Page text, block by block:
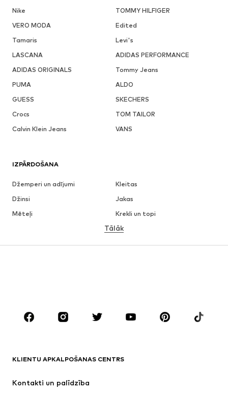
Nike
TOMMY HILFIGER
VERO MODA
Edited
Tamaris
Levi's
LASCANA
ADIDAS PERFORMANCE
ADIDAS ORIGINALS
Tommy Jeans
PUMA
ALDO
GUESS
SKECHERS
Crocs
TOM TAILOR
Calvin Klein Jeans
VANS
IZPĀRDOŠANA
Džemperi un adījumi
Kleitas
Džinsi
Jakas
Mēteļi
Krekli un topi
Apakšveļa
Aksesuāri
Premium
Jaunumi
Šobrīd populāri
Tālāk
KLIENTU APKALPOŠANAS CENTRS
Kontakti un palīdzība